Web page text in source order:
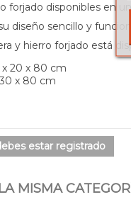
forjado disponibles en
diseño sencillo y
y hierro forjado está
20 x 80 cm
x 80 cm
estar registrado
MISMA